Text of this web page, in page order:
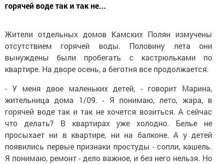
горячей воде так и так не...
Жители отдельных домов Камских Полян измучены
отсутствием горячей воды. Половину лета они
вынуждены были пробегать с кастрюльками по
квартире. На дворе осень, а беготня все продолжается.
- У меня двое маленьких детей, - говорит Марина,
жительница дома 1/09. - Я понимаю, лето, жара, в
горячей воде так и так не хочется возиться. А сейчас
что делать? В квартирах уже холодно. Белье не
просыхает ни в квартире, ни на балконе. А у детей
появились первые признаки простуды - сопли, кашель.
Я понимаю, ремонт - дело важное, и без него нельзя. Но